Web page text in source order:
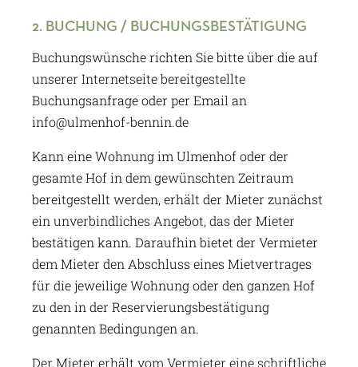
2. BUCHUNG / BUCHUNGSBESTÄTIGUNG
Buchungswünsche richten Sie bitte über die auf
unserer Internetseite bereitgestellte
Buchungsanfrage oder per Email an
info@ulmenhof-bennin.de
Kann eine Wohnung im Ulmenhof oder der
gesamte Hof in dem gewünschten Zeitraum
bereitgestellt werden, erhält der Mieter zunächst
ein unverbindliches Angebot, das der Mieter
bestätigen kann. Daraufhin bietet der Vermieter
dem Mieter den Abschluss eines Mietvertrages
für die jeweilige Wohnung oder den ganzen Hof
zu den in der Reservierungsbestätigung
genannten Bedingungen an.
Der Mieter erhält vom Vermieter eine schriftliche